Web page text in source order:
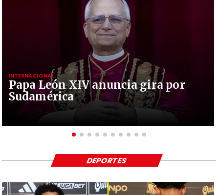
Papa León XIV anuncia gira por
Sudamérica
INTERNACIONAL
DEPORTES